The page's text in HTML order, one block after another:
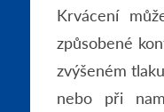
Krvácení
způsobené
zvýšeném
nebo při